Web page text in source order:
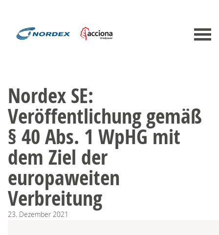
Nordex SE:
Veröffentlichung gemäß
§ 40 Abs. 1 WpHG mit
dem Ziel der
europaweiten
Verbreitung
23. Dezember 2021